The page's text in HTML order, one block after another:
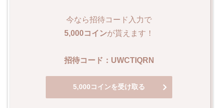
今なら招待コード入力で
5,000コインが貰えます！
招待コード：UWCTIQRN
5,000コインを受け取る